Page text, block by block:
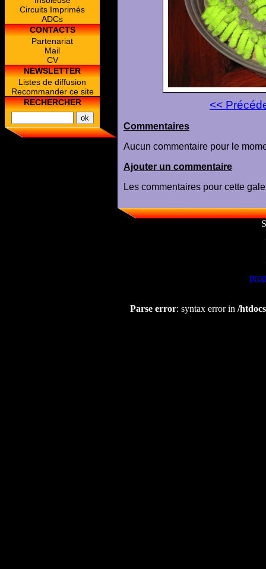
Circuits Imprimés
ADCs
CONTACTS
Partenariat
Mail
CV
NEWSLETTER
Listes de diffusion
Recommander ce site
RECHERCHER
<<
Commentaires
Aucun commentaire pour le
Ajouter un commentaire
Les commentaires pour cette
Parse error: syntax error in /